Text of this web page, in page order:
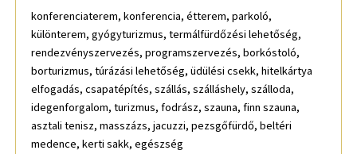
konferenciaterem, konferencia, étterem, parkoló,
különterem, gyógyturizmus, termálfürdőzési lehetőség,
rendezvényszervezés, programszervezés, borkóstoló,
borturizmus, túrázási lehetőség, üdülési csekk, hitelkártya
elfogadás, csapatépítés, szállás, szálláshely, szálloda,
idegenforgalom, turizmus, fodrász, szauna, finn szauna,
asztali tenisz, masszázs, jacuzzi, pezsgőfürdő, beltéri
medence, kerti sakk, egészség